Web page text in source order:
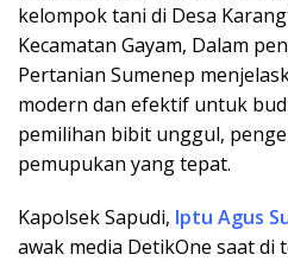
kelompok tani di Desa
Kecamatan Gayam, Dalam
Pertanian Sumenep
modern dan efektif untuk
pemilihan bibit unggul,
pemupukan yang tepat.
Kapolsek Sapudi, Iptu Agus
awak media DetikOne saat di